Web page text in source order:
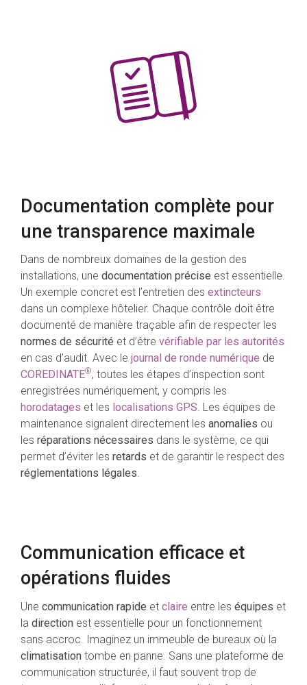
Documentation complète pour
une transparence maximale
Dans de nombreux domaines de la gestion des
installations, une documentation précise est essentielle.
Un exemple concret est l’entretien des extincteurs
dans un complexe hôtelier. Chaque contrôle doit être
documenté de manière traçable afin de respecter les
normes de sécurité et d’être vérifiable par les autorités
en cas d’audit. Avec le journal de ronde numérique de
COREDINATE®, toutes les étapes d’inspection sont
enregistrées numériquement, y compris les
horodatages et les localisations GPS. Les équipes de
maintenance signalent directement les anomalies ou
les réparations nécessaires dans le système, ce qui
permet d’éviter les retards et de garantir le respect des
réglementations légales.
Communication efficace et
opérations fluides
Une communication rapide et claire entre les équipes et
la direction est essentielle pour un fonctionnement
sans accroc. Imaginez un immeuble de bureaux où la
climatisation tombe en panne. Sans une plateforme de
communication structurée, il faut souvent trop de